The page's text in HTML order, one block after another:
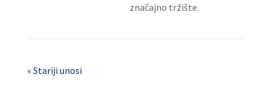
značajno tržište.
« Stariji unosi